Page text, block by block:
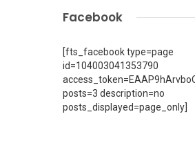
Facebook
[fts_facebook type=page
id=104003041353790
posts=3 description=no
posts_displayed=page_only]